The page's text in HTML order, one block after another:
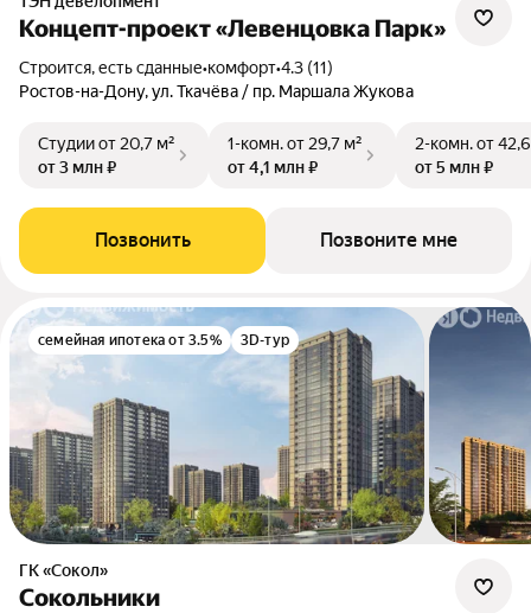
Концепт-проект «Левенцовка Парк»
Строится, есть сданные•комфорт•4.3 (11)
Ростов-на-Дону, ул. Ткачёва / пр. Маршала Жукова
Студииот 20,7 м²
от 3 млн ₽
1-комн.от 29,7 м²
от 4,1 млн ₽
2-комн.от
от 5 млн ₽
Позвонить Позвоните мне
семейная ипотека от 3.5% 3D-тур
ГК «Сокол»
Сокольники